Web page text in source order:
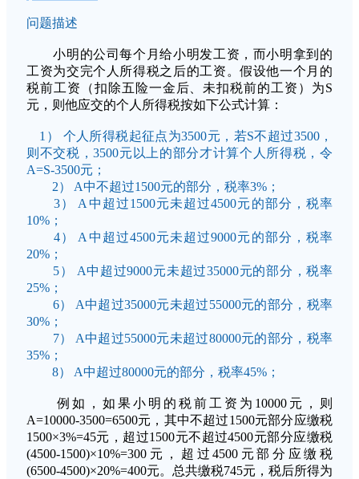
问题描述
小明的公司每个月给小明发工资，而小明拿到的
工资为交完个人所得税之后的工资。假设他一个月的
税前工资（扣除五险一金后、未扣税前的工资）为S
元，则他应交的个人所得税按如下公式计算：
1） 个人所得税起征点为3500元，若S不超过3500，
则不交税，3500元以上的部分才计算个人所得税，令
A=S-3500元；
2） A中不超过1500元的部分，税率3%；
3） A中超过1500元未超过4500元的部分，税率
10%；
4） A中超过4500元未超过9000元的部分，税率
20%；
5） A中超过9000元未超过35000元的部分，税率
25%；
6） A中超过35000元未超过55000元的部分，税率
30%；
7） A中超过55000元未超过80000元的部分，税率
35%；
8） A中超过80000元的部分，税率45%；
例如，如果小明的税前工资为10000元，则
A=10000-3500=6500元，其中不超过1500元部分应缴税
1500×3%=45元，超过1500元不超过4500元部分应缴税
(4500-1500)×10%=300元，超过4500元部分应缴税
(6500-4500)×20%=400元。总共缴税745元，税后所得为